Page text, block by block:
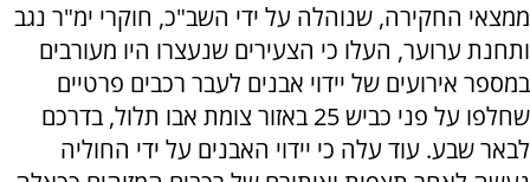
ממצאי החקירה, שנוהלה על ידי השב"כ, חוקרי ימ"ר נגב
ותחנת ערוער, העלו כי הצעירים שנעצרו היו מעורבים
במספר אירועים של יידוי אבנים לעבר רכבים פרטיים
שחלפו על פני כביש 25 באזור צומת אבו תלול, בדרכם
לבאר שבע. עוד עלה כי יידוי האבנים על ידי החוליה